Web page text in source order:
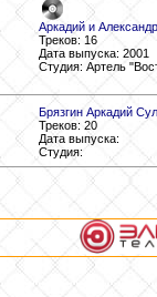
Аркадий и
Треков: 16
Дата выпуска: 2001
Студия: Артель
Брязгин Аркадий
Треков: 20
Дата выпуска:
Студия: